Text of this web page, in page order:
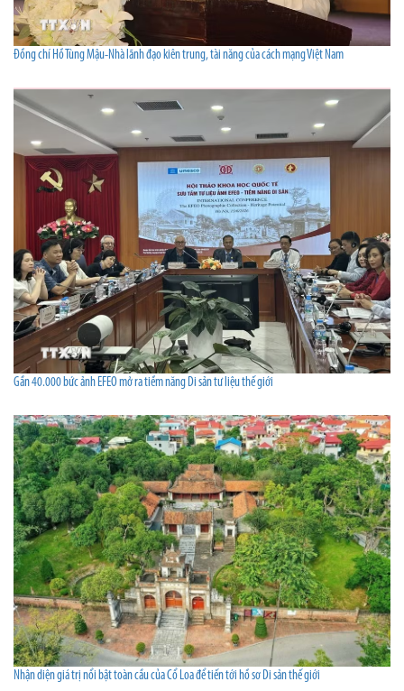
Đồng chí Hồ Tùng Mậu-Nhà lãnh đạo kiên trung, tài năng của cách mạng Việt Nam
Gần 40.000 bức ảnh EFEO mở ra tiềm năng Di sản tư liệu thế giới
Nhận diện giá trị nổi bật toàn cầu của Cổ Loa để tiến tới hồ sơ Di sản thế giới